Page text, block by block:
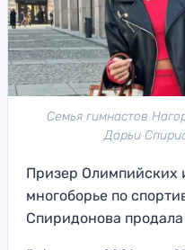
Семья гимнастов
Дарьи
Призер Олимпийских
многоборье по
Спиридонова